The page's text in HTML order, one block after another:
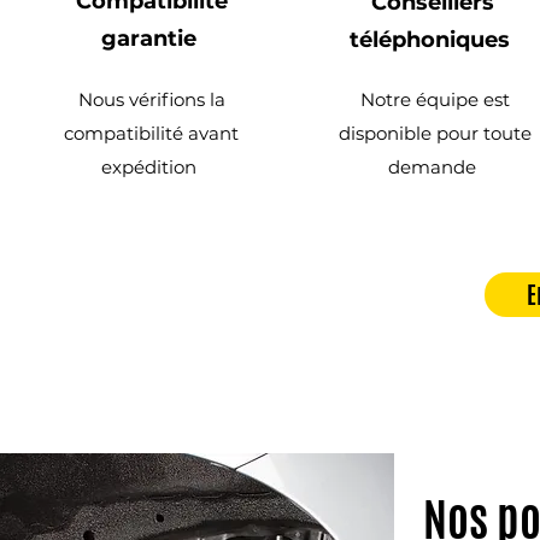
garantie
Nous vérifions la
compatibilité avant
expédition
téléphoniques
Notre équipe est
disponible pour toute
demande
Nos